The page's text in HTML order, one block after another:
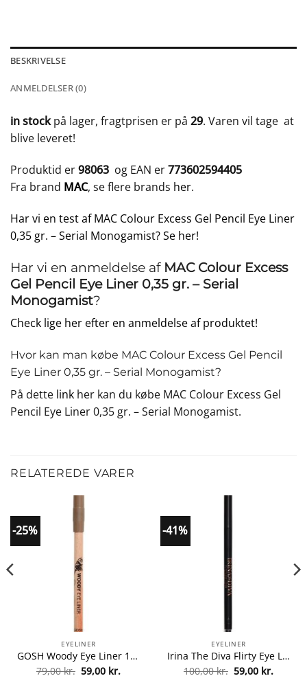
BESKRIVELSE
ANMELDELSER (0)
in stockpå lager, fragtprisen er på 29. Varen vil tage at
blive leveret!
Produktid er98063 og EAN er773602594405
Fra brand MAC, se flere brands her.
Har vi en test af MAC Colour Excess Gel Pencil Eye Liner
0,35 gr. – Serial Monogamist? Se her!
Har vi en anmeldelse af MAC Colour Excess
Gel Pencil Eye Liner 0,35 gr. – Serial
Monogamist?
Check lige her efter en anmeldelse af produktet!
Hvor kan man købe MAC Colour Excess Gel Pencil
Eye Liner 0,35 gr. – Serial Monogamist?
På dette link her kan du købe MAC Colour Excess Gel
Pencil Eye Liner 0,35 gr. – Serial Monogamist.
RELATEREDE VARER
-25%
EYELINER
GOSH Woody Eye Liner 1,1 gr. – 004 Ash (U) fra GOSH Copenhagen
79,00kr. Den
oprindelige
59,00 kr.Den
-41%
EYELINER
Irina The Diva Flirty Eye Liner – 001 Black (U) fra Irina The Diva
100,00kr. Den
oprindelige
59,00 kr.Den